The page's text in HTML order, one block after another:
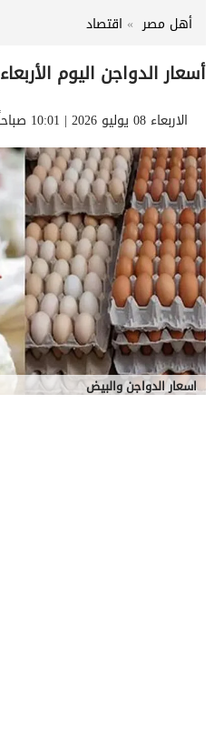
أهل مصر اقتصاد
أسعار الدواجن اليوم الأربعاء 8 يوليو 2026
الاربعاء 08 يوليو 2026 | 10:01 صباحاً
اسعار الدواجن والبيض